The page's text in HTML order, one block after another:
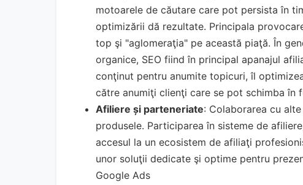
motoarele de căutare care pot persista în
optimizării dă rezultate. Principala
top şi "aglomeraţia" pe această piaţă. În
organice, SEO fiind în principal apanajul
conţinut pentru anumite topicuri, îl
către anumiţi clienţi care se pot schimba în
Afiliere și parteneriate: Colaborarea cu
produsele. Participarea în sisteme de
accesul la un ecosistem de afiliaţi
unor soluţii dedicate şi optime pentru
Google Ads